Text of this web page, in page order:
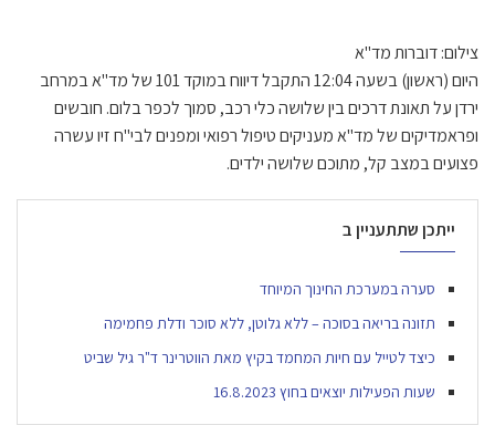
צילום: דוברות מד"א
היום (ראשון) בשעה 12:04 התקבל דיווח במוקד 101 של מד"א במרחב
ירדן על תאונת דרכים בין שלושה כלי רכב, סמוך לכפר בלום. חובשים
ופראמדיקים של מד"א מעניקים טיפול רפואי ומפנים לבי"ח זיו עשרה
פצועים במצב קל, מתוכם שלושה ילדים.
ייתכן שתתעניין ב
סערה במערכת החינוך המיוחד
תזונה בריאה בסוכה – ללא גלוטן, ללא סוכר ודלת פחמימה
כיצד לטייל עם חיות המחמד בקיץ מאת הווטרינר ד"ר גיל שביט
שעות הפעילות יוצאים בחוץ 16.8.2023